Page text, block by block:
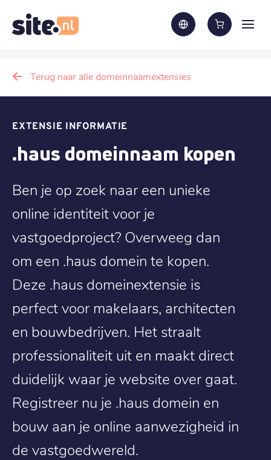
Terug naar alle domeinnaamextensies
EXTENSIE INFORMATIE
.haus domeinnaam kopen
Ben je op zoek naar een unieke
online identiteit voor je
vastgoedproject? Overweeg dan
om een .haus domein te kopen.
Deze .haus domeinextensie is
perfect voor makelaars, architecten
en bouwbedrijven. Het straalt
professionaliteit uit en maakt direct
duidelijk waar je website over gaat.
Registreer nu je .haus domein en
bouw aan je online aanwezigheid in
de vastgoedwereld.